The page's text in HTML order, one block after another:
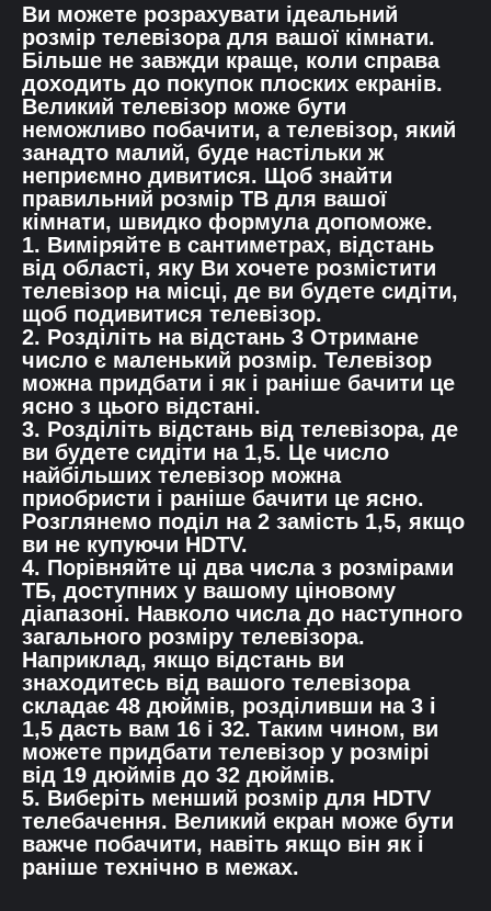
Ви можете розрахувати ідеальний
розмір телевізора для вашої кімнати.
Більше не завжди краще, коли справа
доходить до покупок плоских екранів.
Великий телевізор може бути
неможливо побачити, а телевізор, який
занадто малий, буде настільки ж
неприємно дивитися. Щоб знайти
правильний розмір ТВ для вашої
кімнати, швидко формула допоможе.
1. Виміряйте в сантиметрах, відстань
від області, яку Ви хочете розмістити
телевізор на місці, де ви будете сидіти,
щоб подивитися телевізор.
2. Розділіть на відстань 3 Отримане
число є маленький розмір. Телевізор
можна придбати і як і раніше бачити це
ясно з цього відстані.
3. Розділіть відстань від телевізора, де
ви будете сидіти на 1,5. Це число
найбільших телевізор можна
приобристи і раніше бачити це ясно.
Розглянемо поділ на 2 замість 1,5, якщо
ви не купуючи HDTV.
4. Порівняйте ці два числа з розмірами
ТБ, доступних у вашому ціновому
діапазоні. Навколо числа до наступного
загального розміру телевізора.
Наприклад, якщо відстань ви
знаходитесь від вашого телевізора
складає 48 дюймів, розділивши на 3 і
1,5 дасть вам 16 і 32. Таким чином, ви
можете придбати телевізор у розмірі
від 19 дюймів до 32 дюймів.
5. Виберіть менший розмір для HDTV
телебачення. Великий екран може бути
важче побачити, навіть якщо він як і
раніше технічно в межах.